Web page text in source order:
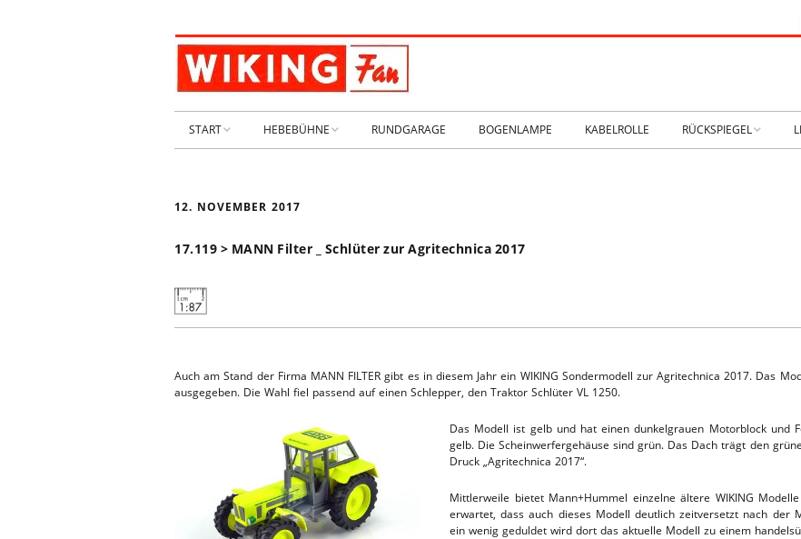
START
ARCHIV 2009-2014
SHOP _ Beta SHOP-STARTSEITE
KIESPLATZ
ERSATZTEIL-SERVICE
HEBEBÜHNE
HEBEBÜHNE 2025
HEBEBÜHNE 2024
HEBEBÜHNE 2021
HEBEBÜHNE 2020
HEBEBÜHNE 2019
HEBEBÜHNE 2018
RUNDGARAGE BOGENLAMPE KABELROLLE RÜCKSPIEGEL
12. NOVEMBER 2017
17.119 > MANN Filter _ Schlüter zur Agritechnica 2017
Auch am Stand der Firma MANN FILTER gibt es in diesem Jahr ein WIKING Sondermodell zur Agritechnica 2017. Das
ausgegeben. Die Wahl fiel passend auf einen Schlepper, den Traktor Schlüter VL 1250.
Das Modell ist gelb und hat einen dunkelgrauen Motorblock und
gelb. Die Scheinwerfergehäuse sind grün. Das Dach trägt den
Druck „Agritechnica 2017“.
Mittlerweile bietet Mann+Hummel einzelne ältere WIKING
erwartet, dass auch dieses Modell deutlich zeitversetzt nach der
ein wenig geduldet wird dort das aktuelle Modell zu einem